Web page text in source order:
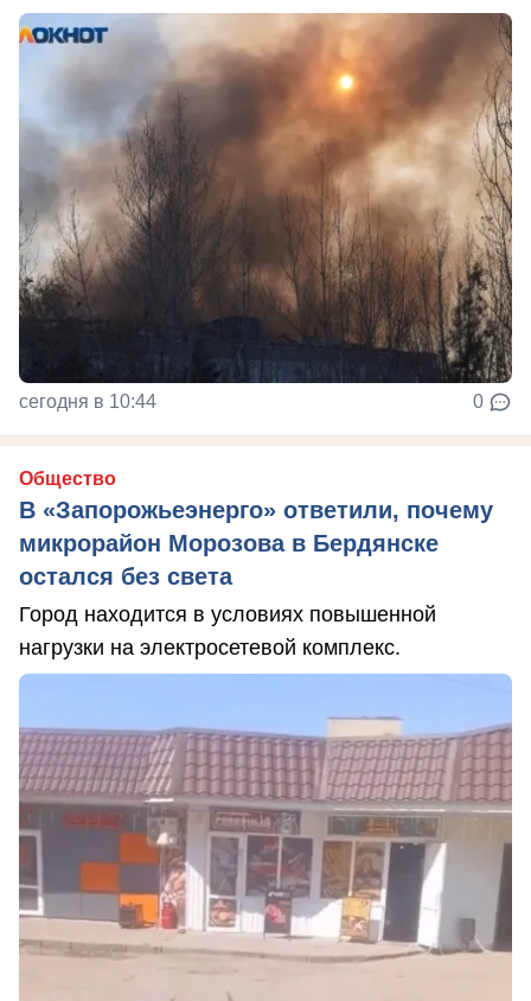
сегодня в 10:44 0
Общество
В «Запорожьеэнерго» ответили, почему
микрорайон Морозова в Бердянске
остался без света
Город находится в условиях повышенной
нагрузки на электросетевой комплекс.